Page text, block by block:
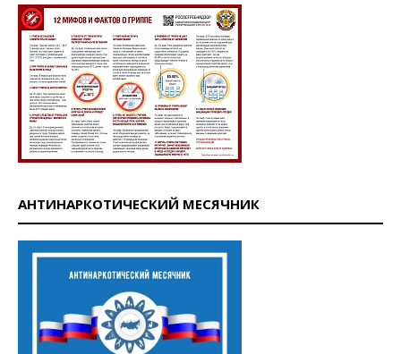
АНТИНАРКОТИЧЕСКИЙ МЕСЯЧНИК